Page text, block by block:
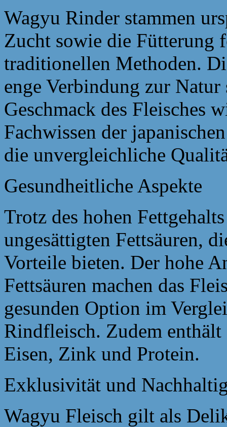
Wagyu Rinder stammen
Zucht sowie die Fütterung
traditionellen Methoden.
enge Verbindung zur
Geschmack des Fleisches
Fachwissen der
die unvergleichliche
Gesundheitliche Aspekte
Trotz des hohen
ungesättigten Fettsäuren,
Vorteile bieten. Der hohe
Fettsäuren machen das
gesunden Option im
Rindfleisch. Zudem
Eisen, Zink und Protein.
Exklusivität und
Wagyu Fleisch gilt als